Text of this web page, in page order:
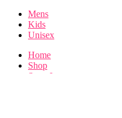
Mens
Kids
Unisex
Home
Shop
Store Locator